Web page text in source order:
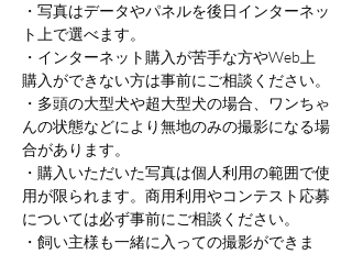
・写真はデータやパネルを後日インターネッ
ト上で選べます。
・インターネット購入が苦手な方やWeb上
購入ができない方は事前にご相談ください。
・多頭の大型犬や超大型犬の場合、ワンちゃ
んの状態などにより無地のみの撮影になる場
合があります。
・購入いただいた写真は個人利用の範囲で使
用が限られます。商用利用やコンテスト応募
については必ず事前にご相談ください。
・飼い主様も一緒に入っての撮影ができま